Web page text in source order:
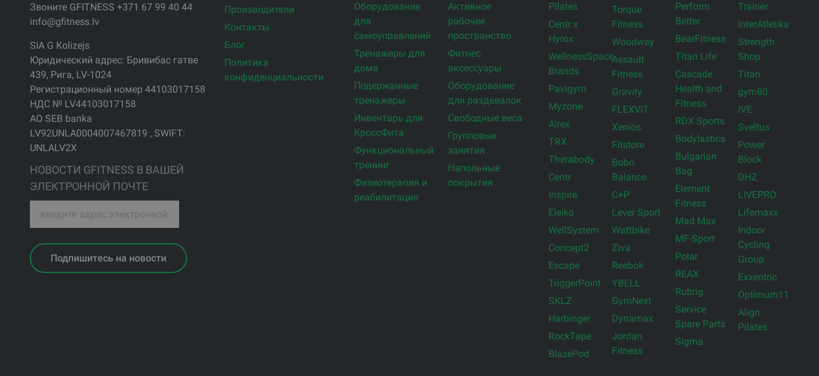
Звоните GFITNESS +371 67 99 40 44
info@gfitness.lv
SIA G Kolizejs
Юридический адрес: Бривибас гатве
439, Рига, LV-1024
Регистрационный номер 44103017158
НДС № LV44103017158
АО SEB banka
LV92UNLA0004007467819 , SWIFT:
UNLALV2X
НОВОСТИ GFITNESS В ВАШЕЙ
ЭЛЕКТРОННОЙ ПОЧТЕ
Подпишитесь на новости
Производители
Контакты
Блог
Политика
конфиденциальности
Оборудование
для
самоуправлений
Тренажеры для
дома
Подержанные
тренажеры
Инвентарь для
КроссФита
Функциональный
тренинг
Физиотерапия и
реабилитация
Активное
рабочее
пространство
Фитнес
аксессуары
Оборудование
для раздевалок
Свободные веса
Групповые
занятия
Напольные
покрытия
Pilates
Centr x
Hyrox
WellnessSpace
Brands
Pavigym
Myzone
Airex
TRX
Therabody
Centr
Inspire
Eleiko
WellSystem
Concept2
Escape
TriggerPoint
SKLZ
Harbinger
RockTape
BlazePod
Torque
Fitness
Woodway
Assault
Fitness
Gravity
FLEXVIT
Xenios
Fitstore
Bobo
Balance
C+P
Lever Sport
Wattbike
Ziva
Reebok
YBELL
GymNext
Dynamax
Jordan
Fitness
Perform
Better
BearFitness
Titan Life
Cascade
Health and
Fitness
RDX Sports
Bodylastics
Bulgarian
Bag
Element
Fitness
Mad Max
MF-Sport
Polar
REAX
Rubrig
Service
Spare Parts
Sigma
Trainer
InterAtletika
Strength
Shop
Titan
gym80
IVE
Sveltus
Power
Block
DHZ
LIVEPRO
Lifemaxx
Indoor
Cycling
Group
Exxentric
Optimum11
Align
Pilates